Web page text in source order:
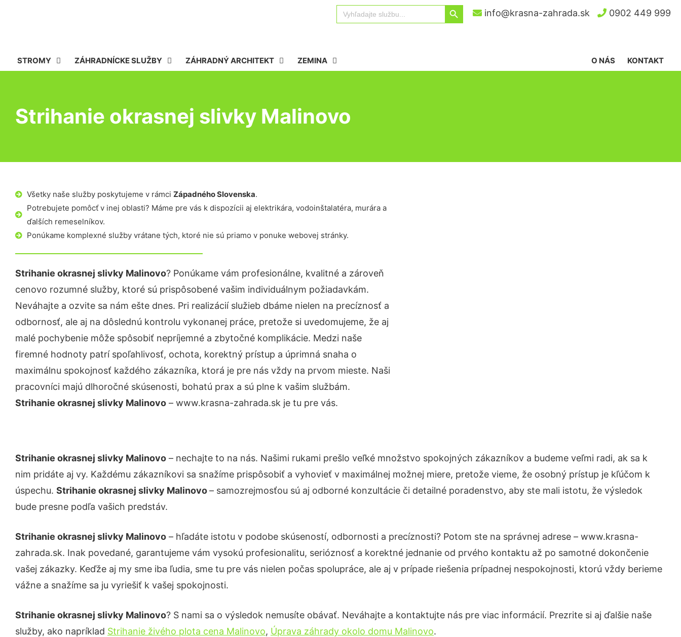
Search
for:
Search Button
info@krasna-zahrada.sk 0902 449 999
STROMY ZÁHRADNÍCKE SLUŽBY ZÁHRADNÝ ARCHITEKT ZEMINA KONTAKT
O NÁS
Strihanie okrasnej slivky Malinovo
Všetky naše služby poskytujeme v rámci Západného Slovenska.
Potrebujete pomôcť v inej oblasti? Máme pre vás k dispozícii aj elektrikára, vodoinštalatéra, murára a
ďalších remeselníkov.
Ponúkame komplexné služby vrátane tých, ktoré nie sú priamo v ponuke webovej stránky.
Strihanie okrasnej slivky Malinovo? Ponúkame vám profesionálne, kvalitné a zároveň
cenovo rozumné služby, ktoré sú prispôsobené vašim individuálnym požiadavkám.
Neváhajte a ozvite sa nám ešte dnes. Pri realizácií služieb dbáme nielen na precíznosť a
odbornosť, ale aj na dôslednú kontrolu vykonanej práce, pretože si uvedomujeme, že aj
malé pochybenie môže spôsobiť nepríjemné a zbytočné komplikácie. Medzi naše
firemné hodnoty patrí spoľahlivosť, ochota, korektný prístup a úprimná snaha o
maximálnu spokojnosť každého zákazníka, ktorá je pre nás vždy na prvom mieste. Naši
pracovníci majú dlhoročné skúsenosti, bohatú prax a sú plne k vašim službám.
Strihanie okrasnej slivky Malinovo – www.krasna-zahrada.sk je tu pre vás.
Strihanie okrasnej slivky Malinovo – nechajte to na nás. Našimi rukami prešlo veľké množstvo spokojných zákazníkov a budeme veľmi radi, ak sa k
nim pridáte aj vy. Každému zákazníkovi sa snažíme prispôsobiť a vyhovieť v maximálnej možnej miere, pretože vieme, že osobný prístup je kľúčom k
úspechu. Strihanie okrasnej slivky Malinovo– samozrejmosťou sú aj odborné konzultácie či detailné poradenstvo, aby ste mali istotu, že výsledok
bude presne podľa vašich predstáv.
Strihanie okrasnej slivky Malinovo – hľadáte istotu v podobe skúseností, odbornosti a precíznosti? Potom ste na správnej adrese – www.krasna-
zahrada.sk. Inak povedané, garantujeme vám vysokú profesionalitu, serióznosť a korektné jednanie od prvého kontaktu až po samotné dokončenie
vašej zákazky. Keďže aj my sme iba ľudia, sme tu pre vás nielen počas spolupráce, ale aj v prípade riešenia prípadnej nespokojnosti, ktorú vždy berieme
vážne a snažíme sa ju vyriešiť k vašej spokojnosti.
Strihanie okrasnej slivky Malinovo? S nami sa o výsledok nemusíte obávať. Neváhajte a kontaktujte nás pre viac informácií. Prezrite si aj ďalšie naše
služby, ako napríklad Strihanie živého plota cena Malinovo, Úprava záhrady okolo domu Malinovo.